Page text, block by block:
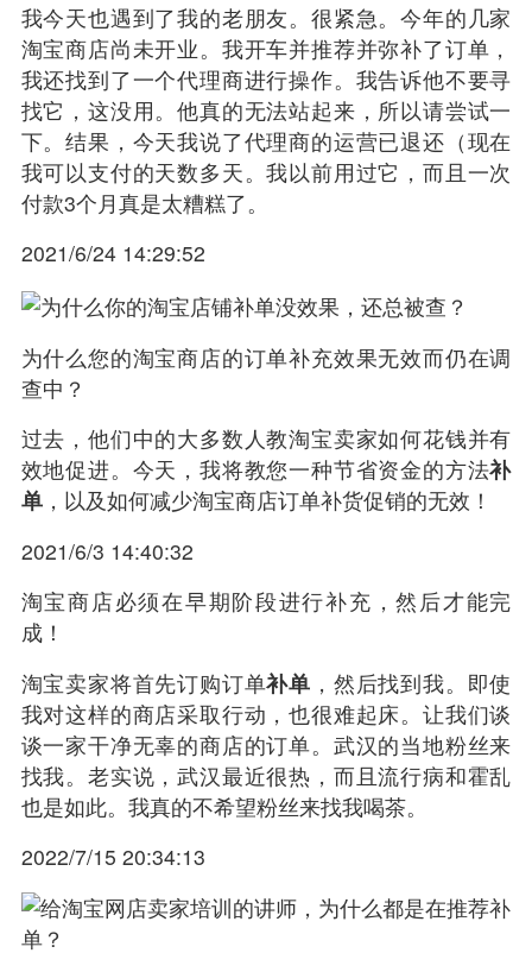
我今天也遇到了我的老朋友。很紧急。今年的几家
淘宝商店尚未开业。我开车并推荐并弥补了订单，
我还找到了一个代理商进行操作。我告诉他不要寻
找它，这没用。他真的无法站起来，所以请尝试一
下。结果，今天我说了代理商的运营已退还（现在
我可以支付的天数多天。我以前用过它，而且一次
付款3个月真是太糟糕了。
2021/6/24 14:29:52
为什么您的淘宝商店的订单补充效果无效而仍在调
查中？
过去，他们中的大多数人教淘宝卖家如何花钱并有
效地促进。今天，我将教您一种节省资金的方法补
单，以及如何减少淘宝商店订单补货促销的无效！
2021/6/3 14:40:32
淘宝商店必须在早期阶段进行补充，然后才能完
成！
淘宝卖家将首先订购订单补单 ，然后找到我。即使
我对这样的商店采取行动，也很难起床。让我们谈
谈一家干净无辜的商店的订单。武汉的当地粉丝来
找我。老实说，武汉最近很热，而且流行病和霍乱
也是如此。我真的不希望粉丝来找我喝茶。
2022/7/15 20:34:13